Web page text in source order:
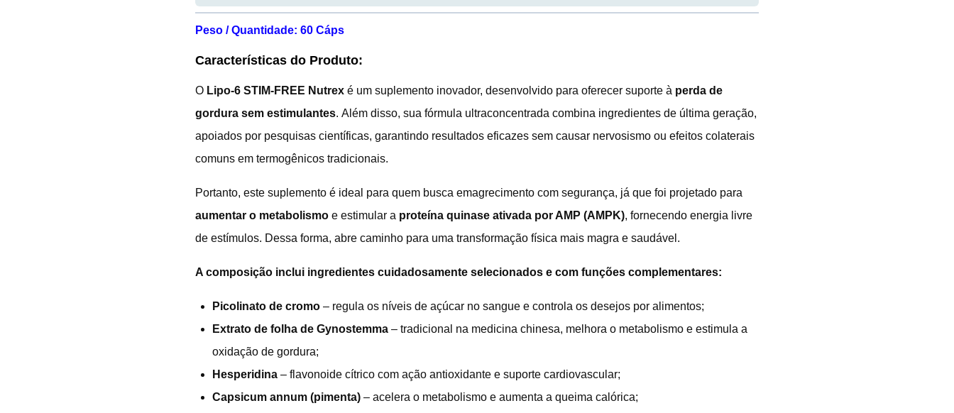
Peso / Quantidade: 60 Cáps
Características do Produto:
O Lipo-6 STIM-FREE Nutrex é um suplemento inovador, desenvolvido para oferecer suporte à perda de
gordura sem estimulantes. Além disso, sua fórmula ultraconcentrada combina ingredientes de última geração,
apoiados por pesquisas científicas, garantindo resultados eficazes sem causar nervosismo ou efeitos colaterais
comuns em termogênicos tradicionais.
Portanto, este suplemento é ideal para quem busca emagrecimento com segurança, já que foi projetado para
aumentar o metabolismo e estimular a proteína quinase ativada por AMP (AMPK), fornecendo energia livre
de estímulos. Dessa forma, abre caminho para uma transformação física mais magra e saudável.
A composição inclui ingredientes cuidadosamente selecionados e com funções complementares:
Picolinato de cromo – regula os níveis de açúcar no sangue e controla os desejos por alimentos;
Extrato de folha de Gynostemma – tradicional na medicina chinesa, melhora o metabolismo e estimula a
oxidação de gordura;
Hesperidina – flavonoide cítrico com ação antioxidante e suporte cardiovascular;
Capsicum annum (pimenta) – acelera o metabolismo e aumenta a queima calórica;